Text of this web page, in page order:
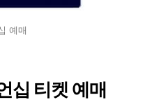
예매
십 티켓 예매